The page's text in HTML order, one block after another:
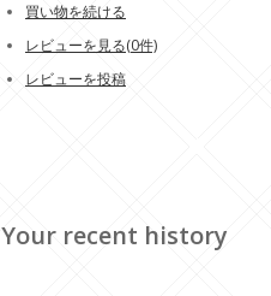
買い物を続ける
レビューを見る(0件)
レビューを投稿
Your recent history